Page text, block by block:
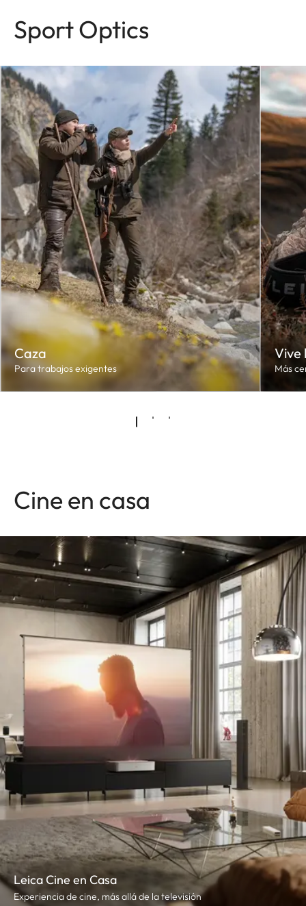
Sport Optics
Caza
Para trabajos exigentes
Vive
Más
Cine en casa
Leica Cine en Casa
Experiencia de cine, más allá de la televisión